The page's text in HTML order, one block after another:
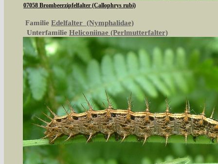
07058 Brombeerzipfelfalter (Callophrys rubi)
Familie Edelfalter (Nymphalidae)
Unterfamilie Heliconiinae (Perlmutterfalter)